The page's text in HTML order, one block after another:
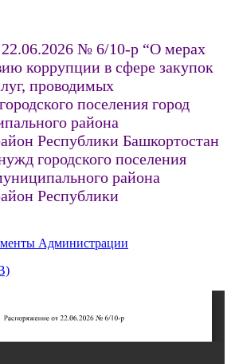
№ 6/10-р “О мерах
коррупции в сфере закупок
проводимых
поселения город
района
Республики Башкортостан
городского поселения
района
Республики
Администрации